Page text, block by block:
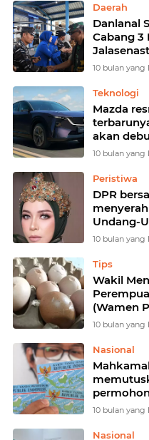
Daerah
Danlanal
Cabang 3
10 bulan yang
Teknologi
Mazda
akan
dengan
10 bulan yang
Peristiwa
DPR
Undang-
kepada
10 bulan yang
Tips
Wakil
(Wamen
10 bulan yang
Nasional
keluarga
10 bulan yang
Nasional